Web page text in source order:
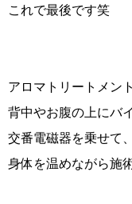
これで最後です笑
アロマトリートメン
背中やお腹の上にバ
交番電磁器を乗せて、
身体を温めながら施